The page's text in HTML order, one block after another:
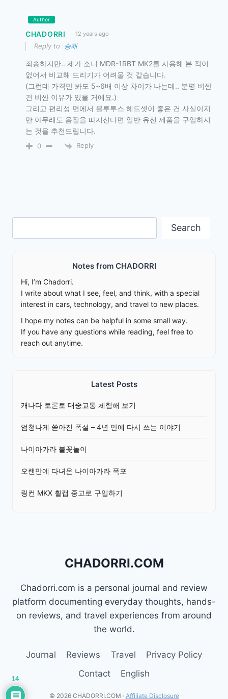
Author
CHADORRI 12 years ago
Reply to 승채
죄송하지만.. 제가 소니 MDR-1RBT MK2를 사용해 본 적이
없어서 비교해 드리기가 어려울 것 같습니다.
(그런데 가격만 봐도 5~6배 이상 차이가 나는데.. 분명 비싼
건 비싼 이유가 있을 거에요.)
그리고 편리성 면에서 블루투스 헤드셋이 좋은 건 사실이지
만 아무래도 음질을 따지신다면 일반 유선 제품을 구입하시
는 것을 추천드립니다.
0 Reply
Search
Notes from CHADORRI
Hi, I’m Chadorri.
I write about what I see, feel, and think, with a special
interest in cars, technology, and travel to new places.
I hope my notes can be helpful in some small way.
If you have any questions while reading, feel free to
reach out anytime.
Latest Posts
캐나다 토론토 대중교통 체험해 보기
엄청나게 쏟아진 폭설 – 4년 만에 다시 쓰는 이야기
나이아가라 불꽃놀이
오랜만에 다녀온 나이아가라 폭포
링컨 MKX 휠캡 중고로 구입하기
CHADORRI.COM
Chadorri.com is a personal journal and review
platform documenting everyday thoughts, hands-
on reviews, and travel experiences from around
the world.
Journal Reviews Travel
Privacy Policy
Contact
English
© 2026 CHADORRI.COM · Affiliate Disclosure
14